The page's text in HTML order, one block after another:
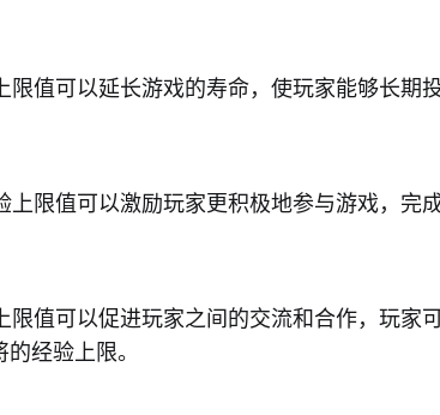
限值可以延长游戏的寿命，使玩家能够长期
上限值可以激励玩家更积极地参与游戏，完
限值可以促进玩家之间的交流和合作，玩家
经验上限。